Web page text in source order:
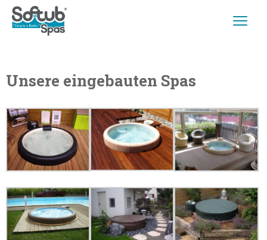
Unsere eingebauten Spas